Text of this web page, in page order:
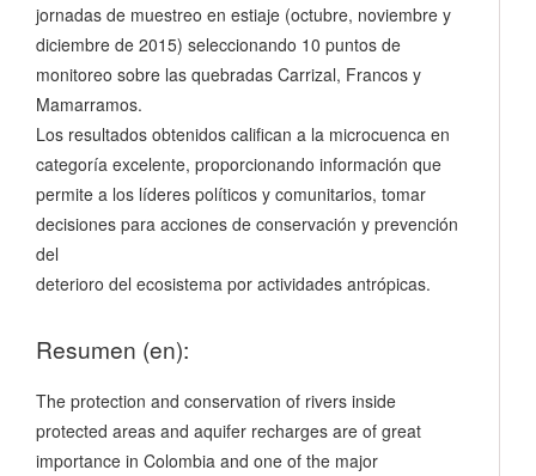
jornadas de muestreo en estiaje (octubre, noviembre y
diciembre de 2015) seleccionando 10 puntos de
monitoreo sobre las quebradas Carrizal, Francos y
Mamarramos.
Los resultados obtenidos califican a la microcuenca en
categoría excelente, proporcionando información que
permite a los líderes políticos y comunitarios, tomar
decisiones para acciones de conservación y prevención
del
deterioro del ecosistema por actividades antrópicas.
Resumen (en):
The protection and conservation of rivers inside
protected areas and aquifer recharges are of great
importance in Colombia and one of the major